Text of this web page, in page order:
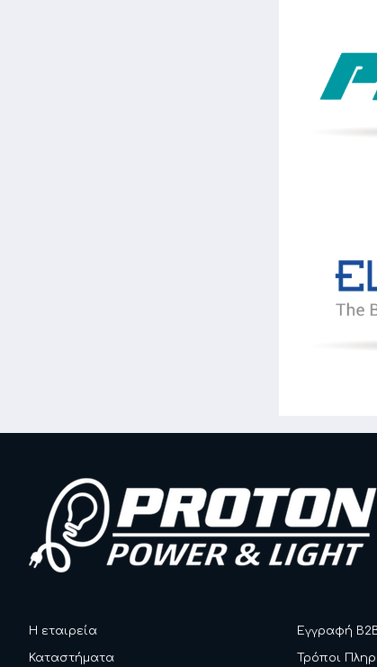
Η εταιρεία
Καταστήματα
Εγγραφή
Τρόποι